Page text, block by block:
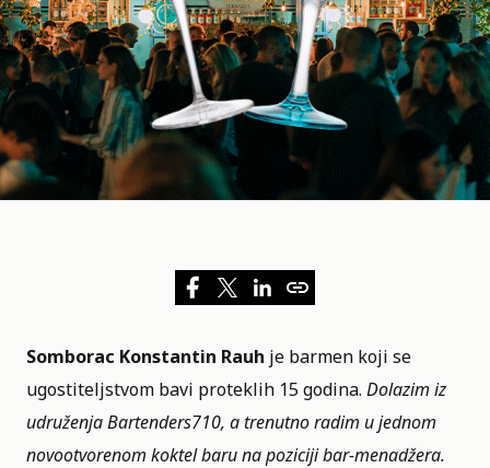
Somborac Konstantin Rauh je barmen koji se
ugostiteljstvom bavi proteklih 15 godina. Dolazim iz
udruženja Bartenders710, a trenutno radim u jednom
novootvorenom koktel baru na poziciji bar-menadžera.